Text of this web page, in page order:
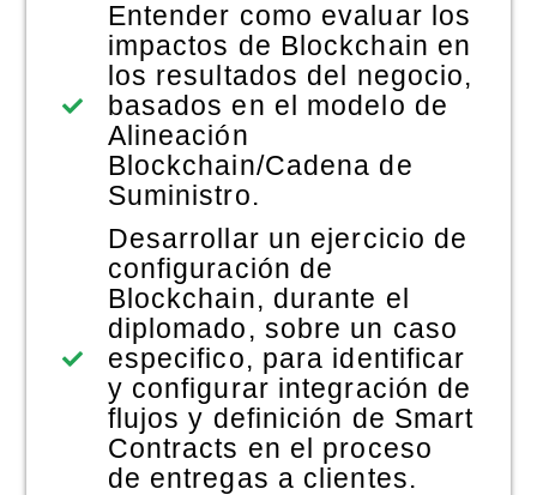
Entender como evaluar los
impactos de Blockchain en
los resultados del negocio,
basados en el modelo de
Alineación
Blockchain/Cadena de
Suministro.
Desarrollar un ejercicio de
configuración de
Blockchain, durante el
diplomado, sobre un caso
especifico, para identificar
y configurar integración de
flujos y definición de Smart
Contracts en el proceso
de entregas a clientes.